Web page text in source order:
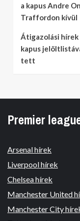
a kapus Andre
Traffordon kívül
Átigazolási hírek
kapus
tett
Premier
Arsenal hírek
Liverpool hírek
Chelsea hírek
Manchester United
Manchester City